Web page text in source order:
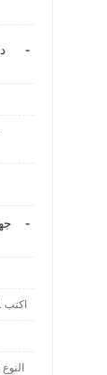
-
-
اكتب 1 + 2 + 3 طفرة بروتيتيفي جهاز